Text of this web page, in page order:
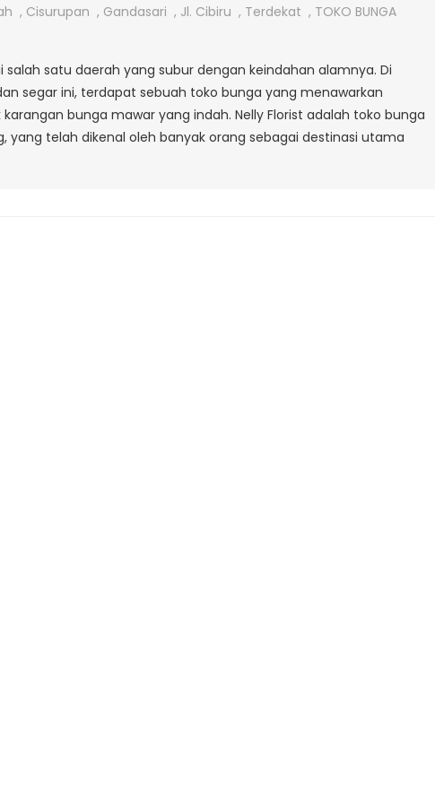
BUNGA
CIBIRU
BANDUNG
, Cisurupan , Gandasari , Jl. Cibiru , Terdekat , TOKO BUNGA
salah satu daerah yang subur dengan keindahan alamnya. Di
segar ini, terdapat sebuah toko bunga yang menawarkan
bunga mawar yang indah. Nelly Florist adalah toko bunga
yang telah dikenal oleh banyak orang sebagai destinasi utama